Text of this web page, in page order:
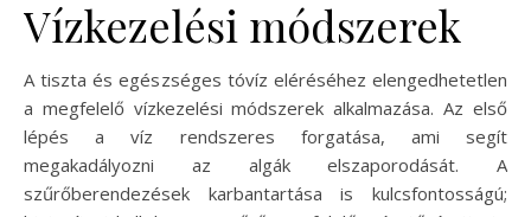
Vízkezelési módszerek
A tiszta és egészséges tóvíz eléréséhez elengedhetetlen
a megfelelő vízkezelési módszerek alkalmazása. Az első
lépés a víz rendszeres forgatása, ami segít
megakadályozni az algák elszaporodását. A
szűrőberendezések karbantartása is kulcsfontosságú;